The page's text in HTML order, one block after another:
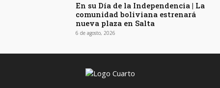
En su Día de la Independencia | La
comunidad boliviana estrenará
nueva plaza en Salta
6 de agosto, 2026